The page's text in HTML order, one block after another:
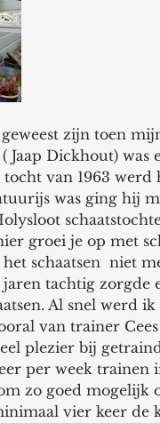
zijn toen
Dickhout) was
van 1963
was ging hij
groei je op met
schaatsen  niet
tachtig
Al snel werd
van trainer
plezier bij
per week trainen
zo goed mogelijk
vier keer de